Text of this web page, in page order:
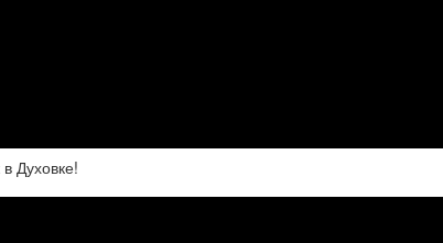
Духовке!